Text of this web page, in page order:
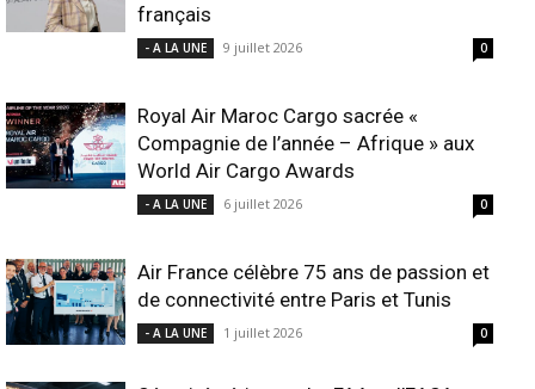
français
- A LA UNE 9 juillet 2026 0
Royal Air Maroc Cargo sacrée «
Compagnie de l’année – Afrique » aux
World Air Cargo Awards
- A LA UNE 6 juillet 2026 0
Air France célèbre 75 ans de passion et
de connectivité entre Paris et Tunis
- A LA UNE 1 juillet 2026 0